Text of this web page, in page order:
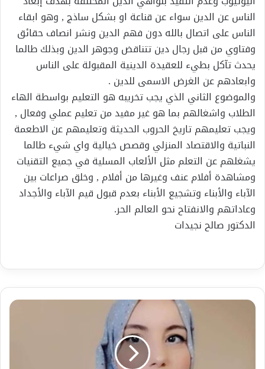
الناس عن الدين سواء عن قناعة او بشكل ساذج , وهو ابقاء
الناس على اتصال بالله دون فهم الدين ونشر انصاف حقائق
وفتاوي من قبل رجال دين تتناقض وجوهر الدين وبذلك طالما
يحدث تآكل بطيء للعقيدة الدينية المقبولة على الناس
وابعادهم عن الغرض الاسمى للدين .
والموضوع الثاني الذي يجب تخريبه هو التعليم بواسطة الهاء
الطلاب واشغالهم بما هو غير مفيد من تعليم عملي وفعال ,
ويجب تعليمهم تاريخ الحروب الحديثة وتعليمهم عن الاطعمة
النباتية والاقتصاد المنزلي وقصص خيالية واي شيء طالما
يشغلهم عن التعلم مثل الألعاب المسلية في جميع التقنيات
ومشاهدة أفلام عنف وغيرها من أفلام , وخلق صراعات بين
الآباء والأبناء وتشجيع الأبناء بعدم قبول قيم الآباء والأجداد
وعاداتهم والانفتاح نحو العالم الحر.
الدكتور صالح نجيدات
الإنتماء